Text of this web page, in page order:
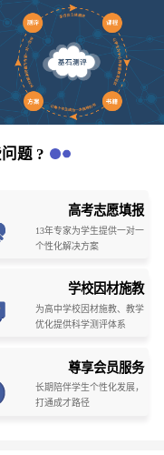
题 ?
高考志愿填报
13年专家为学生提供一对一
个性化解决方案
学校因材施教
为高中学校因材施教、教学
优化提供科学测评体系
尊享会员服务
长期陪伴学生个性化发展，
打通成才路径